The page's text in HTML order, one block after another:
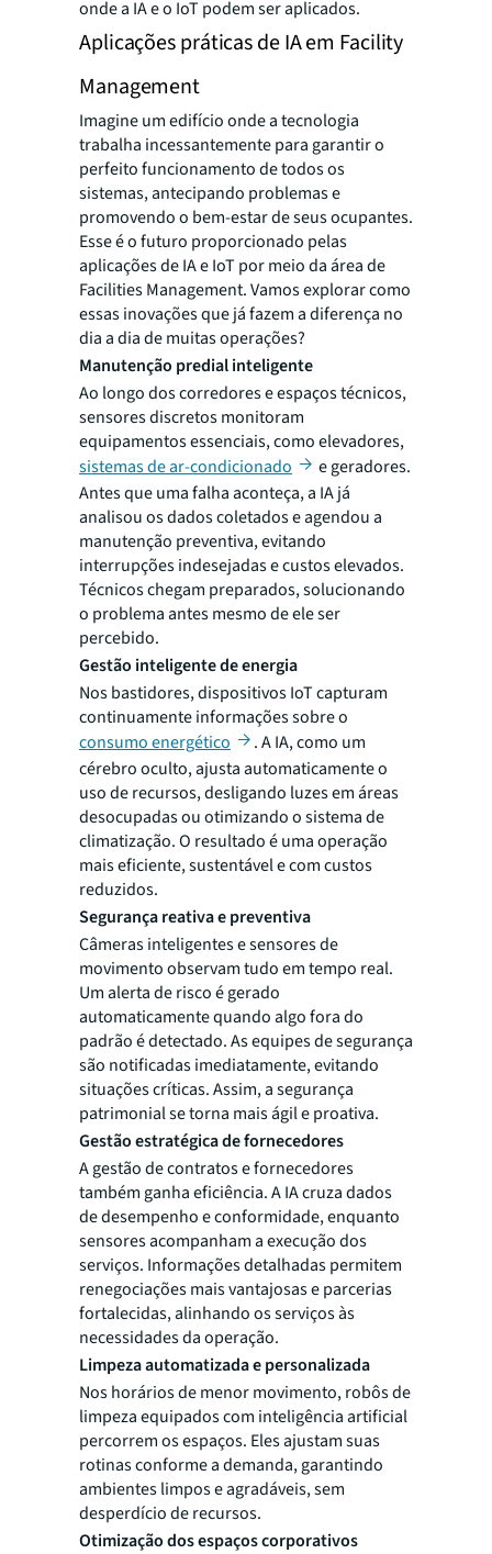
onde a IA e o IoT podem ser aplicados.
Aplicações práticas de IA em Facility
Management
Imagine um edifício onde a tecnologia
trabalha incessantemente para garantir o
perfeito funcionamento de todos os
sistemas, antecipando problemas e
promovendo o bem-estar de seus ocupantes.
Esse é o futuro proporcionado pelas
aplicações de IA e IoT por meio da área de
Facilities Management. Vamos explorar como
essas inovações que já fazem a diferença no
dia a dia de muitas operações?
Manutenção predial inteligente
Ao longo dos corredores e espaços técnicos,
sensores discretos monitoram
equipamentos essenciais, como elevadores,
sistemas de ar-condicionado
e geradores.
Antes que uma falha aconteça, a IA já
analisou os dados coletados e agendou a
manutenção preventiva, evitando
interrupções indesejadas e custos elevados.
Técnicos chegam preparados, solucionando
o problema antes mesmo de ele ser
percebido.
Gestão inteligente de energia
Nos bastidores, dispositivos IoT capturam
continuamente informações sobre o
consumo energético
. A IA, como um
cérebro oculto, ajusta automaticamente o
uso de recursos, desligando luzes em áreas
desocupadas ou otimizando o sistema de
climatização. O resultado é uma operação
mais eficiente, sustentável e com custos
reduzidos.
Segurança reativa e preventiva
Câmeras inteligentes e sensores de
movimento observam tudo em tempo real.
Um alerta de risco é gerado
automaticamente quando algo fora do
padrão é detectado. As equipes de segurança
são notificadas imediatamente, evitando
situações críticas. Assim, a segurança
patrimonial se torna mais ágil e proativa.
Gestão estratégica de fornecedores
A gestão de contratos e fornecedores
também ganha eficiência. A IA cruza dados
de desempenho e conformidade, enquanto
sensores acompanham a execução dos
serviços. Informações detalhadas permitem
renegociações mais vantajosas e parcerias
fortalecidas, alinhando os serviços às
necessidades da operação.
Limpeza automatizada e personalizada
Nos horários de menor movimento, robôs de
limpeza equipados com inteligência artificial
percorrem os espaços. Eles ajustam suas
rotinas conforme a demanda, garantindo
ambientes limpos e agradáveis, sem
desperdício de recursos.
Otimização dos espaços corporativos